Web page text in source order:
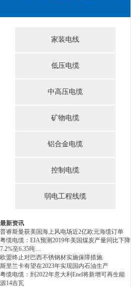
家装电线
低压电缆
中高压电缆
矿物电缆
铝合金电缆
控制电缆
弱电工程线缆
最新资讯
普睿斯曼获美国海上风电场近2亿欧元海缆订单
粤缆电缆：EIA预测2019年美国煤炭产量同比下降
7.2%至6.35吨…
欧盟终止对巴西不锈钢材实施保障措施
斯里兰卡有望在2023年实现国内石油生产
粤缆电缆：到2022年意大利Enel将新增可再生能
源14吉瓦